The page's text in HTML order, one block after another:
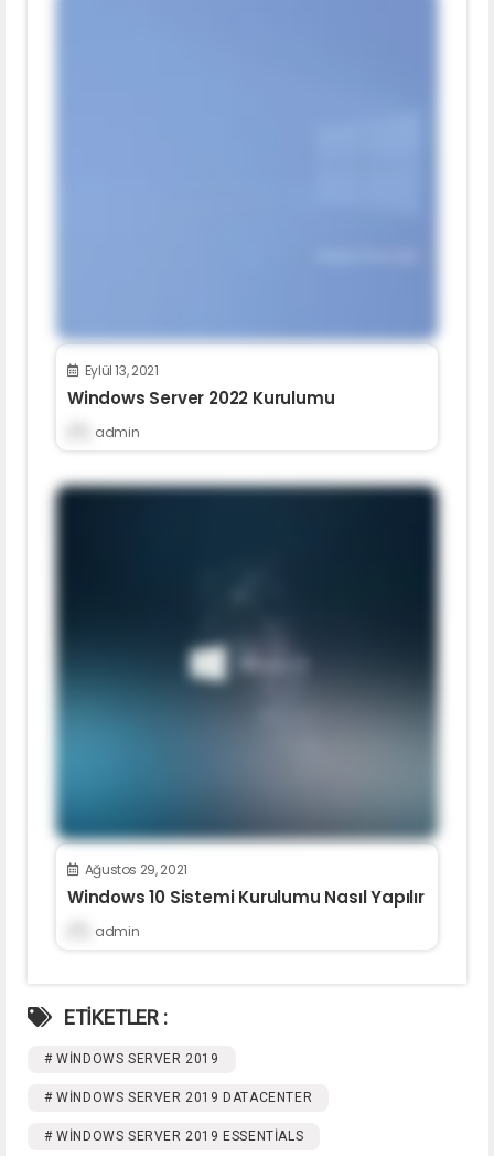
Eylül 13, 2021
Windows Server 2022 Kurulumu
admin
Ağustos 29, 2021
Windows 10 Sistemi Kurulumu Nasıl Yapılır
admin
ETİKETLER :
# WINDOWS SERVER 2019
# WINDOWS SERVER 2019 DATACENTER
# WINDOWS SERVER 2019 ESSENTIALS